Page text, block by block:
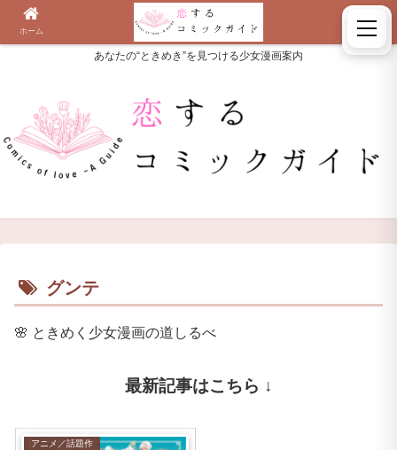
あなたの“ときめき”を見つける少女漫画案内
グンテ
🌸 ときめく少女漫画の道しるべ
最新記事はこちら ↓
アニメ／話題作
ホーム 検索